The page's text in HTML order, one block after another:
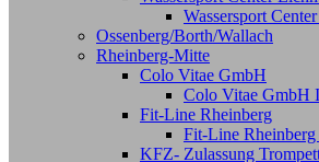
Wassersport
Ossenberg/Borth/Wallach
Rheinberg-Mitte
Colo Vitae GmbH
Colo Vitae GmbH
Fit-Line Rheinberg
Fit-Line Rheinberg
KFZ- Zulassung